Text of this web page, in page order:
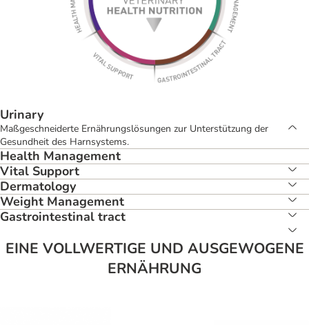
Urinary
Maßgeschneiderte Ernährungslösungen zur Unterstützung der
Gesundheit des Harnsystems.​
Health Management
Vital Support
Dermatology
Weight Management
Gastrointestinal tract
EINE VOLLWERTIGE UND AUSGEWOGENE
ERNÄHRUNG